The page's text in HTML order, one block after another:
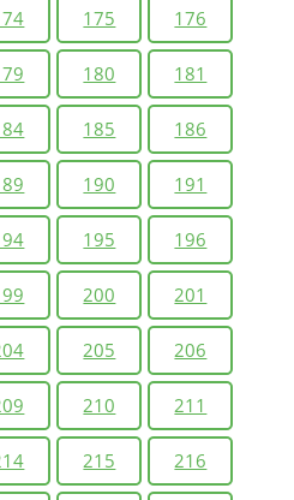
175 176
180 181
185 186
190 191
195 196
200 201
205 206
210 211
215 216